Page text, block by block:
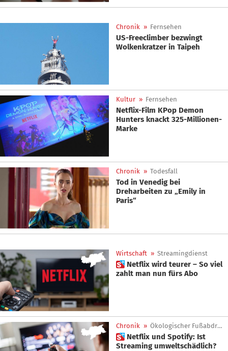
Chronik » Fernsehen
US-Freeclimber bezwingt
Wolkenkratzer in Taipeh
Kultur » Fernsehen
Netflix-Film KPop Demon
Hunters knackt 325-Millionen-
Marke
Chronik » Todesfall
Tod in Venedig bei
Dreharbeiten zu „Emily in
Paris“
Wirtschaft » Streamingdienst
 Netflix wird teurer – So viel
zahlt man nun fürs Abo
Chronik » Ökologischer Fußabdruck
 Netflix und Spotify: Ist
Streaming umweltschädlich?